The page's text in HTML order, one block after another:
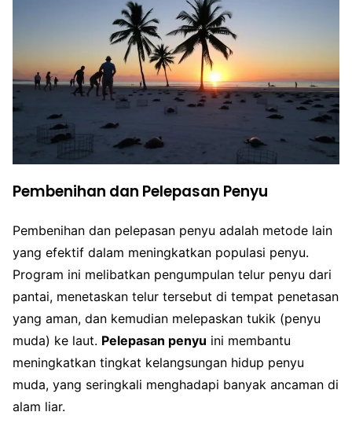
Pembenihan dan Pelepasan Penyu
Pembenihan dan pelepasan penyu adalah metode lain
yang efektif dalam meningkatkan populasi penyu.
Program ini melibatkan pengumpulan telur penyu dari
pantai, menetaskan telur tersebut di tempat penetasan
yang aman, dan kemudian melepaskan tukik (penyu
muda) ke laut. Pelepasan penyu ini membantu
meningkatkan tingkat kelangsungan hidup penyu
muda, yang seringkali menghadapi banyak ancaman di
alam liar.